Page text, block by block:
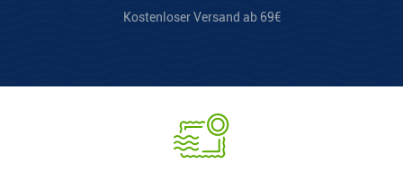
Kostenloser Versand ab 69€